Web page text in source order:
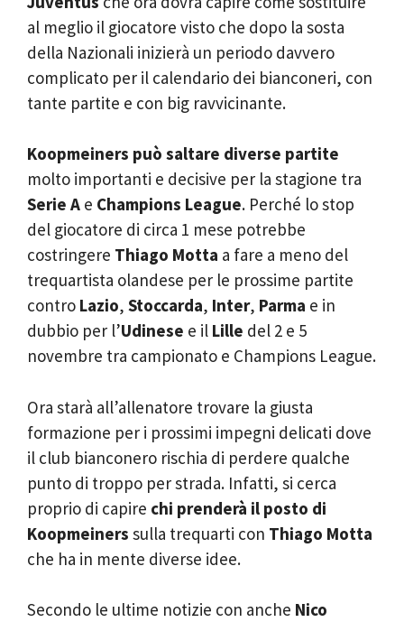
al meglio il giocatore visto che dopo la sosta
della Nazionali inizierà un periodo davvero
complicato per il calendario dei bianconeri, con
tante partite e con big ravvicinante.
Koopmeiners può saltare diverse partite
molto importanti e decisive per la stagione tra
Serie A e Champions League. Perché lo stop
del giocatore di circa 1 mese potrebbe
costringere Thiago Motta a fare a meno del
trequartista olandese per le prossime partite
contro Lazio, Stoccarda, Inter, Parma e in
dubbio per l’Udinese e il Lille del 2 e 5
novembre tra campionato e Champions League.
Ora starà all’allenatore trovare la giusta
formazione per i prossimi impegni delicati dove
il club bianconero rischia di perdere qualche
punto di troppo per strada. Infatti, si cerca
proprio di capire chi prenderà il posto di
Koopmeiners sulla trequarti con Thiago Motta
che ha in mente diverse idee.
Secondo le ultime notizie con anche Nico